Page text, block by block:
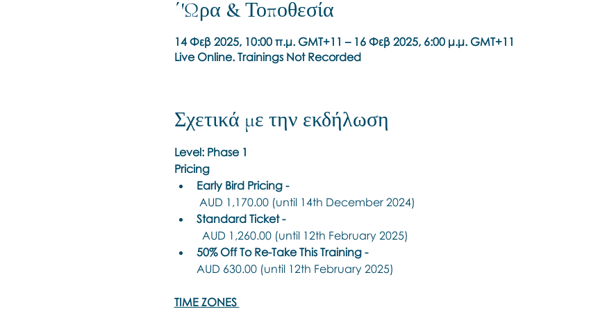
΄'Ωρα & Τοποθεσία
14 Φεβ 2025, 10:00 π.μ. GMT+11 – 16 Φεβ 2025, 6:00 μ.μ. GMT+11
Live Online. Trainings Not Recorded
Σχετικά με την εκδήλωση
Level: Phase 1
Pricing
Early Bird Pricing -
AUD 1,170.00 (until 14th December 2024)
Standard Ticket -
AUD 1,260.00 (until 12th February 2025)
50% Off To Re-Take This Training -
AUD 630.00 (until 12th February 2025)
TIME ZONES